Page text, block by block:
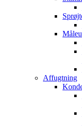
Affugtning